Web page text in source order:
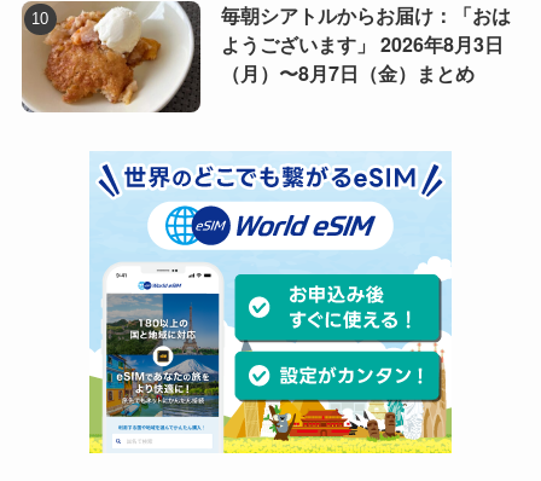
毎朝シアトルからお届け：「おは
ようございます」 2026年8月3日
（月）〜8月7日（金）まとめ